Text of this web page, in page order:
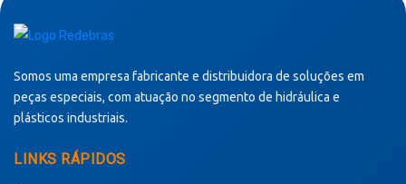
Somos uma empresa fabricante e distribuidora de soluções em
peças especiais, com atuação no segmento de hidráulica e
plásticos industriais.
LINKS RÁPIDOS